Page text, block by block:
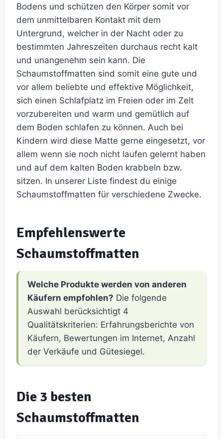
Bodens und schützen den Körper somit vor
dem unmittelbaren Kontakt mit dem
Untergrund, welcher in der Nacht oder zu
bestimmten Jahreszeiten durchaus recht kalt
und unangenehm sein kann. Die
Schaumstoffmatten sind somit eine gute und
vor allem beliebte und effektive Möglichkeit,
sich einen Schlafplatz im Freien oder im Zelt
vorzubereiten und warm und gemütlich auf
dem Boden schlafen zu können. Auch bei
Kindern wird diese Matte gerne eingesetzt, vor
allem wenn sie noch nicht laufen gelernt haben
und auf dem kalten Boden krabbeln bzw.
sitzen. In unserer Liste findest du einige
Schaumstoffmatten für verschiedene Zwecke.
Empfehlenswerte
Schaumstoffmatten
Welche Produkte werden von anderen
Käufern empfohlen? Die folgende
Auswahl berücksichtigt 4
Qualitätskriterien: Erfahrungsberichte von
Käufern, Bewertungen im Internet, Anzahl
der Verkäufe und Gütesiegel.
Die 3 besten
Schaumstoffmatten